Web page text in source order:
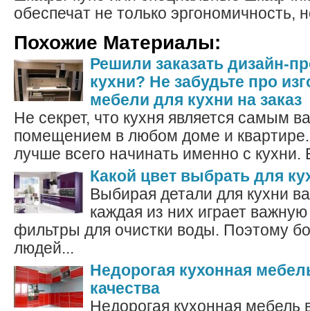
обеспечат не только эргономичность,
Похожие Материалы:
Решили заказать дизайн-
кухни? Не забудьте про
мебели для кухни на заказ
Не секрет, что кухня является самым
помещением в любом доме и
лучше всего начинать именно с кухни.
Какой цвет выбрать для
Выбирая детали для кухни
каждая из них играет
фильтры для очистки воды. Поэтому
людей...
Недорогая кухонная
качества
Недорогая кухонная мебель